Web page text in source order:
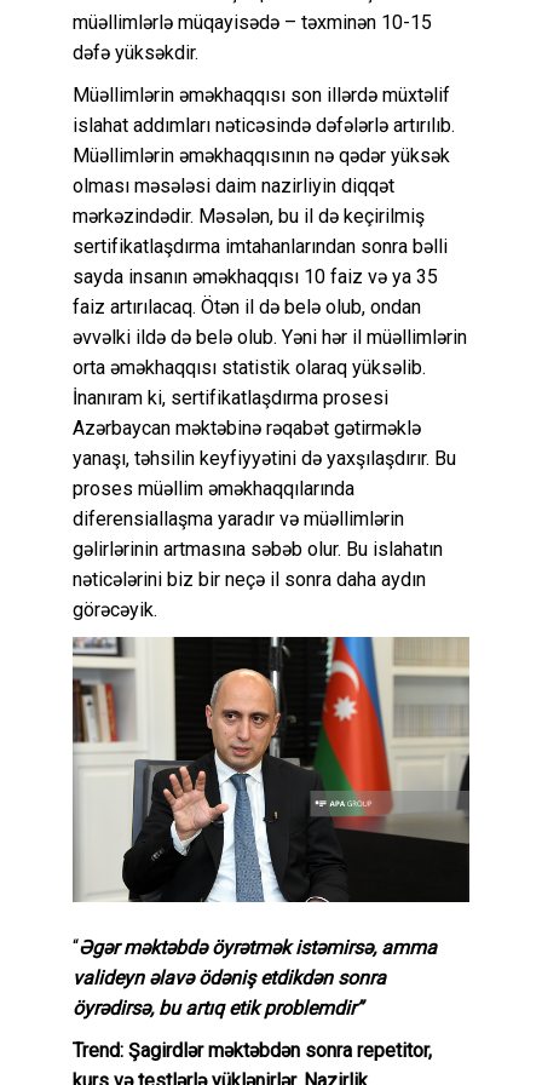
müəllimlərlə müqayisədə – təxminən 10-15
dəfə yüksəkdir.
Müəllimlərin əməkhaqqısı son illərdə müxtəlif
islahat addımları nəticəsində dəfələrlə artırılıb.
Müəllimlərin əməkhaqqısının nə qədər yüksək
olması məsələsi daim nazirliyin diqqət
mərkəzindədir. Məsələn, bu il də keçirilmiş
sertifikatlaşdırma imtahanlarından sonra bəlli
sayda insanın əməkhaqqısı 10 faiz və ya 35
faiz artırılacaq. Ötən il də belə olub, ondan
əvvəlki ildə də belə olub. Yəni hər il müəllimlərin
orta əməkhaqqısı statistik olaraq yüksəlib.
İnanıram ki, sertifikatlaşdırma prosesi
Azərbaycan məktəbinə rəqabət gətirməklə
yanaşı, təhsilin keyfiyyətini də yaxşılaşdırır. Bu
proses müəllim əməkhaqqılarında
diferensiallaşma yaradır və müəllimlərin
gəlirlərinin artmasına səbəb olur. Bu islahatın
nəticələrini biz bir neçə il sonra daha aydın
görəcəyik.
“Əgər məktəbdə öyrətmək istəmirsə, amma
valideyn əlavə ödəniş etdikdən sonra
öyrədirsə, bu artıq etik problemdir”
Trend: Şagirdlər məktəbdən sonra repetitor,
kurs və testlərlə yüklənirlər. Nazirlik